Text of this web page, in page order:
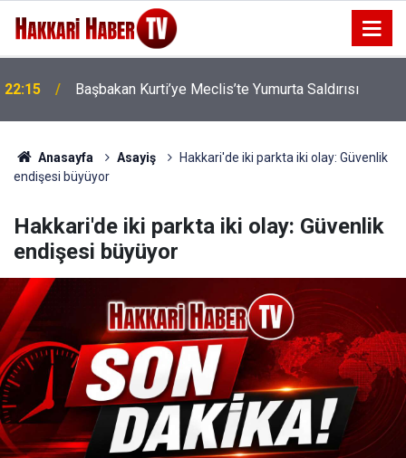
22:15 Başbakan Kurti’ye Meclis’te Yumurta Saldırısı
Anasayfa Asayiş
Hakkari'de iki parkta iki olay: Güvenlik
endişesi büyüyor
Hakkari'de iki parkta iki olay: Güvenlik
endişesi büyüyor